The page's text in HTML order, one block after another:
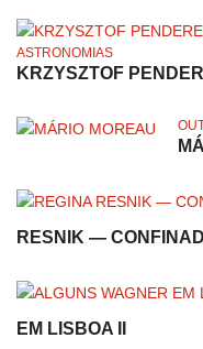
ASTRONOMIAS
KRZYSZTOF
RESNIK —
EM LISBOA II